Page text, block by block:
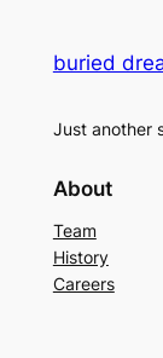
buried
Just another
About
Team
History
Careers